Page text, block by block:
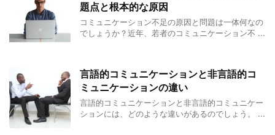
題点と根本的な原因
コミュニケーション不足の原因と問題は一体何なの
でしょうか？近年、若者のコミュニケーション不 ...
言語的コミュニケーションと非言語的コ
ミュニケーションの違い
言語的コミュニケーションと非言語的コミュニケー
ションには、どのような違いがあるのでしょう。 ...